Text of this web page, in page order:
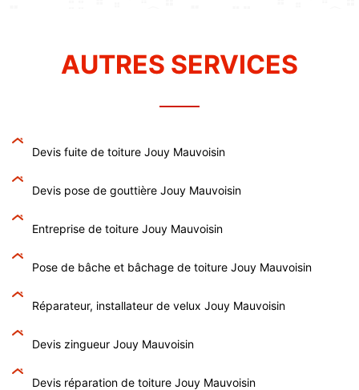
AUTRES SERVICES
Devis fuite de toiture Jouy Mauvoisin
Devis pose de gouttière Jouy Mauvoisin
Entreprise de toiture Jouy Mauvoisin
Pose de bâche et bâchage de toiture Jouy Mauvoisin
Réparateur, installateur de velux Jouy Mauvoisin
Devis zingueur Jouy Mauvoisin
Devis réparation de toiture Jouy Mauvoisin